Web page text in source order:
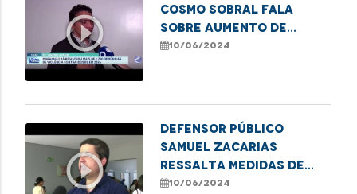
play_circle_outline
Cosmo Sobral fala
sobre aumento de
casos de violência
10/06/2024
play_circle_outline
Defensor público
Samuel Zacarias
ressalta medidas de
combate à violência
10/06/2024